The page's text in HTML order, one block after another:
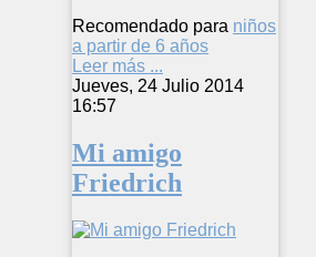
Recomendado para niños
a partir de 6 años
Leer más ...
Jueves, 24 Julio 2014
16:57
Mi amigo
Friedrich